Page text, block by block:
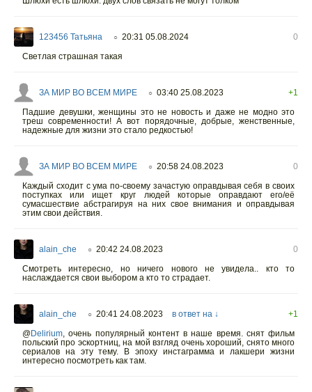
123456 Татьяна ○ 20:31 05.08.2024
0
Светлая страшная такая
ЗА МИР ВО ВСЕМ МИРЕ ○ 03:40 25.08.2023
+1
Падшие девушки, женщины это не новость и даже не модно это
треш современности! А вот порядочные, добрые, женственные,
надежные для жизни это стало редкостью!
ЗА МИР ВО ВСЕМ МИРЕ ○ 20:58 24.08.2023
0
Каждый сходит с ума по-своему зачастую оправдывая себя в своих
поступках или ищет круг людей которые оправдают его/её
сумасшествие абстрагируя на них свое внимания и оправдывая
этим свои действия.
alain_che ○ 20:42 24.08.2023
0
Смотреть интересно, но ничего нового не увидела.. кто то
наслаждается свои выбором а кто то страдает.
alain_che ○ 20:41 24.08.2023 в ответ на ↓
+1
@Delirium, очень популярный контент в наше время. снят фильм
польский про эскортниц, на мой взгляд очень хороший, снято много
сериалов на эту тему. В эпоху инстаграмма и лакшери жизни
интересно посмотреть как там.